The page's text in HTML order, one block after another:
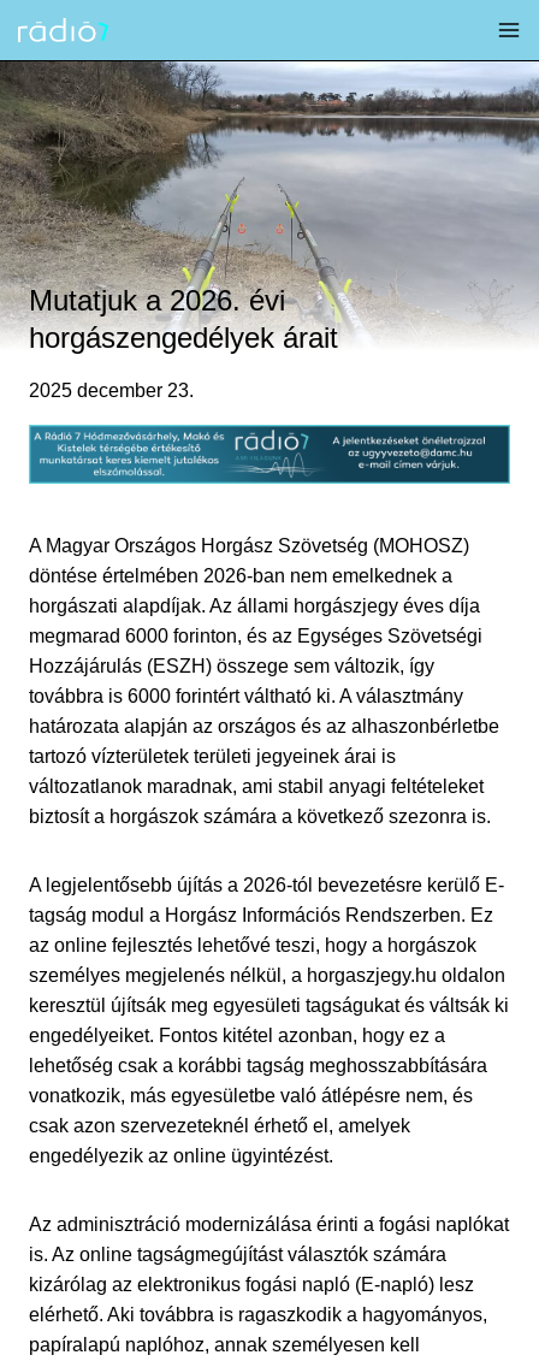
content
Mutatjuk a 2026. évi
horgászengedélyek árait
2025 december 23.
A Magyar Országos Horgász Szövetség (MOHOSZ)
döntése értelmében 2026-ban nem emelkednek a
horgászati alapdíjak. Az állami horgászjegy éves díja
megmarad 6000 forinton, és az Egységes Szövetségi
Hozzájárulás (ESZH) összege sem változik, így
továbbra is 6000 forintért váltható ki. A választmány
határozata alapján az országos és az alhaszonbérletbe
tartozó vízterületek területi jegyeinek árai is
változatlanok maradnak, ami stabil anyagi feltételeket
biztosít a horgászok számára a következő szezonra is.
A legjelentősebb újítás a 2026-tól bevezetésre kerülő E-
tagság modul a Horgász Információs Rendszerben. Ez
az online fejlesztés lehetővé teszi, hogy a horgászok
személyes megjelenés nélkül, a horgaszjegy.hu oldalon
keresztül újítsák meg egyesületi tagságukat és váltsák ki
engedélyeiket. Fontos kitétel azonban, hogy ez a
lehetőség csak a korábbi tagság meghosszabbítására
vonatkozik, más egyesületbe való átlépésre nem, és
csak azon szervezeteknél érhető el, amelyek
engedélyezik az online ügyintézést.
Az adminisztráció modernizálása érinti a fogási naplókat
is. Az online tagságmegújítást választók számára
kizárólag az elektronikus fogási napló (E-napló) lesz
elérhető. Aki továbbra is ragaszkodik a hagyományos,
papíralapú naplóhoz, annak személyesen kell